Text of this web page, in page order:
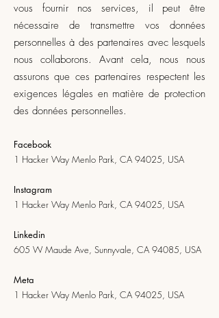
vous fournir nos services, il peut être
nécessaire de transmettre vos données
personnelles à des partenaires avec lesquels
nous collaborons. Avant cela, nous nous
assurons que ces partenaires respectent les
exigences légales en matière de protection
des données personnelles.
Facebook
1 Hacker Way Menlo Park, CA 94025, USA
Instagram
1 Hacker Way Menlo Park, CA 94025, USA
Linkedin
605 W Maude Ave, Sunnyvale, CA 94085, USA
Meta
1 Hacker Way Menlo Park, CA 94025, USA